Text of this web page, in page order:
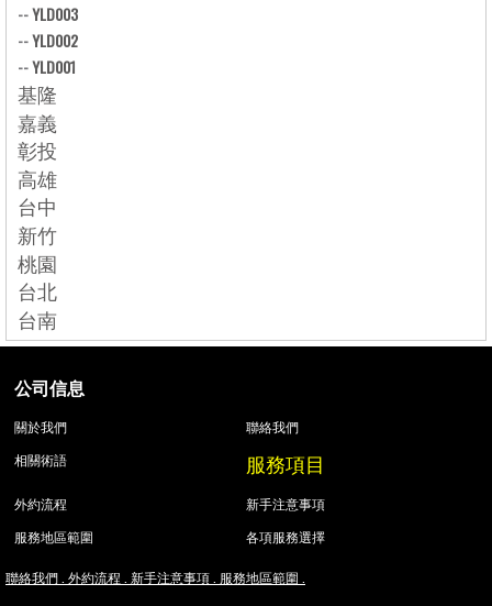
--YLD003
--YLD002
--YLD001
基隆
嘉義
彰投
高雄
台中
新竹
桃園
台北
台南
公司信息
關於我們
聯絡我們
相關術語
服務項目
外約流程
新手注意事項
服務地區範圍
各項服務選擇
聯絡我們 . 外約流程 . 新手注意事項 . 服務地區範圍 .